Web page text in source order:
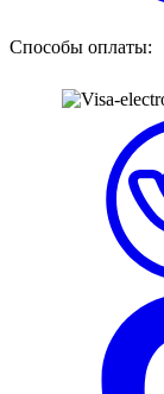
Способы оплаты: